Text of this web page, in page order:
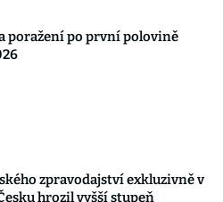
poražení po první polovině
zpravodajství exkluzivně v
hrozil vyšší stupeň